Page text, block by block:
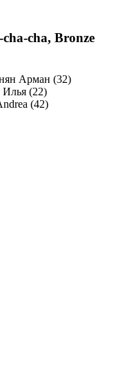
cha, Bronze
Арман (32)
(22)
(42)